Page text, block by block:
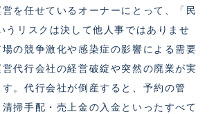
を任せているオーナーにとって、「民
うリスクは決して他人事ではありませ
の競争激化や感染症の影響による需要
代行会社の経営破綻や突然の廃業が実
。代行会社が倒産すると、予約の管
掃手配・売上金の入金といったすべて